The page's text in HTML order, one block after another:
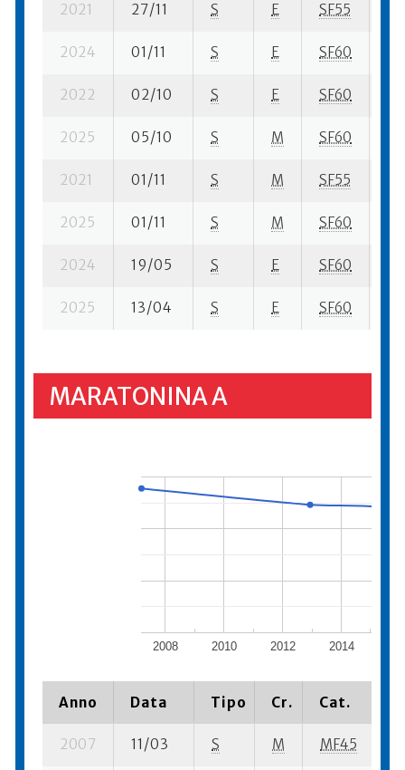
2021 27/11 S E SF55
2024 01/11 S E SF60
2022 02/10 S E SF60
2025 05/10 S M SF60
2021 01/11 S M SF55
2025 01/11 S M SF60
2024 19/05 S E SF60
2025 13/04 S E SF60
MARATONINA A
2008 2010 2012 2014
Anno Data Tipo Cr. Cat.
2007 11/03 S M MF45